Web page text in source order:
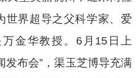
世界超导之父科学家、爱
金华教授。6月15日上
发布会”，渠玉芝博导充满